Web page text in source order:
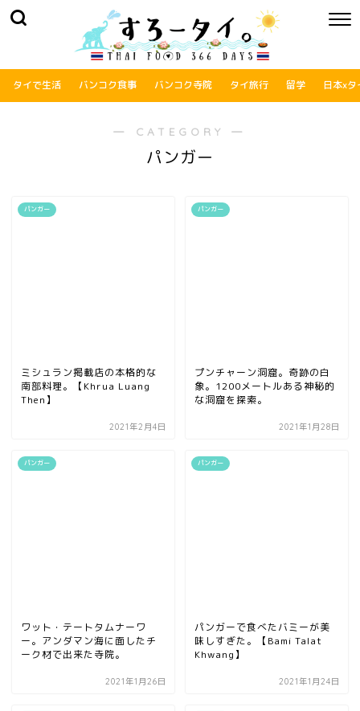
タイで生活 バンコク食事 バンコク寺院 タイ旅行 留学 日本xタ
― CATEGORY ―
パンガー
パンガー
ミシュラン掲載店の本格的な
南部料理。【Khrua Luang
Then】
2021年2月4日
パンガー
プンチャーン洞窟。奇跡の白
象。1200メートルある神秘的
な洞窟を探索。
2021年1月28日
パンガー
ワット・テートタムナーワ
ー。アンダマン海に面したチ
ーク材で出来た寺院。
2021年1月26日
パンガー
パンガーで食べたバミーが美
味しすぎた。【Bami Talat
Khwang】
2021年1月24日